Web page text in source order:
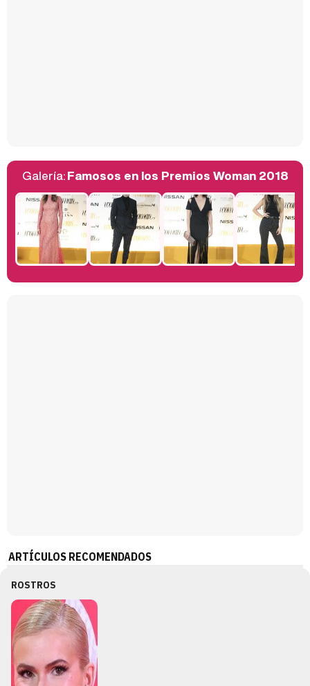
Belén Esteban: "Estoy emocionada, muy contenta y muy feliz por llegar a RTVE"
Manu Baqueiro: "Tuve como referente a Bruce Willis en 'Luz de Luna' para mi trabajo en la serie 'Perdiendo el juicio'"
Galería:Famosos en los Premios Woman 2018
ARTÍCULOS RECOMENDADOS
ROSTROS